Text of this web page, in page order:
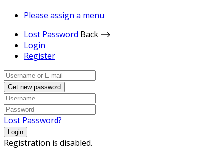
Please assign a menu
Lost Password Back ⟶
Login
Register
Get new password
Lost Password?
Login
Registration is disabled.